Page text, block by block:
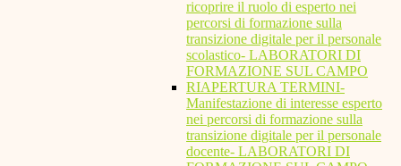
ricoprire il ruolo di esperto nei
percorsi di formazione sulla
transizione digitale per il personale
scolastico- LABORATORI DI
FORMAZIONE SUL CAMPO
RIAPERTURA TERMINI-
Manifestazione di interesse esperto
nei percorsi di formazione sulla
transizione digitale per il personale
docente- LABORATORI DI